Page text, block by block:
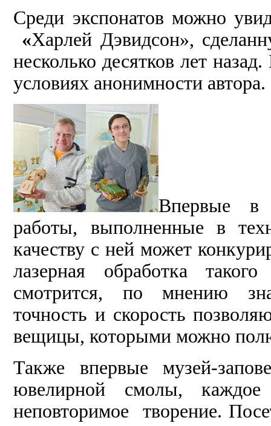
Среди экспонатов можно
«Харлей Дэвидсон»,
несколько десятков лет
условиях анонимности автора.
Впервые в
работы, выполненные в
качеству с ней может
лазерная обработка
смотрится, по мнению
точность и скорость
вещицы, которыми можно
Также впервые музей-
ювелирной смолы, каждое
неповторимое творение.